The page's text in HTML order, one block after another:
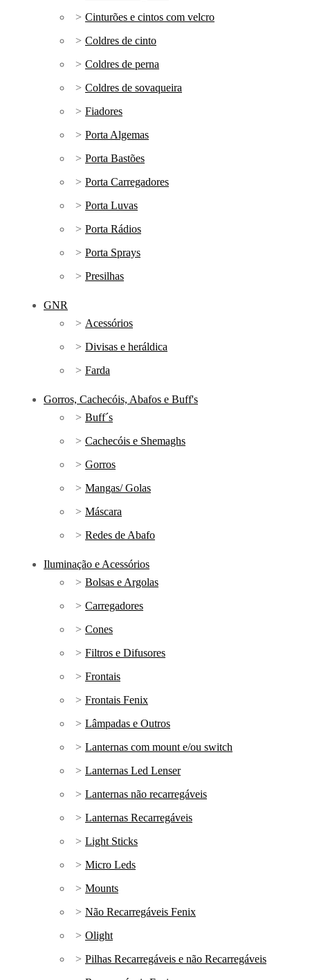
Cinturões e cintos com velcro
Coldres de cinto
Coldres de perna
Coldres de sovaqueira
Fiadores
Porta Algemas
Porta Bastões
Porta Carregadores
Porta Luvas
Porta Rádios
Porta Sprays
Presilhas
GNR
Acessórios
Divisas e heráldica
Farda
Gorros, Cachecóis, Abafos e Buff's
Buff´s
Cachecóis e Shemaghs
Gorros
Mangas/ Golas
Máscara
Redes de Abafo
Iluminação e Acessórios
Bolsas e Argolas
Carregadores
Cones
Filtros e Difusores
Frontais
Frontais Fenix
Lâmpadas e Outros
Lanternas com mount e/ou switch
Lanternas Led Lenser
Lanternas não recarregáveis
Lanternas Recarregáveis
Light Sticks
Micro Leds
Mounts
Não Recarregáveis Fenix
Olight
Pilhas Recarregáveis e não Recarregáveis